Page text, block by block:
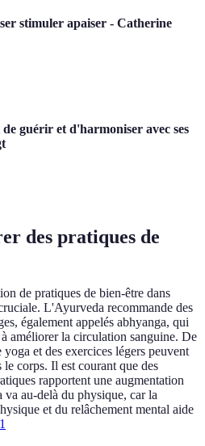
stimuler apaiser - Catherine
guérir et d'harmoniser avec ses
des pratiques de
de pratiques de bien-être dans
L'Ayurveda recommande des
également appelés abhyanga, qui
améliorer la circulation sanguine. De
et des exercices légers peuvent
corps. Il est courant que des
rapportent une augmentation
va au-delà du physique, car la
et du relâchement mental aide
1